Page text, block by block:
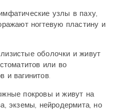
узлы в паху,
ногтевую пластину и
оболочки и живут
или во
и вагинитов.
покровы и живут на
экземы, нейродермита, но